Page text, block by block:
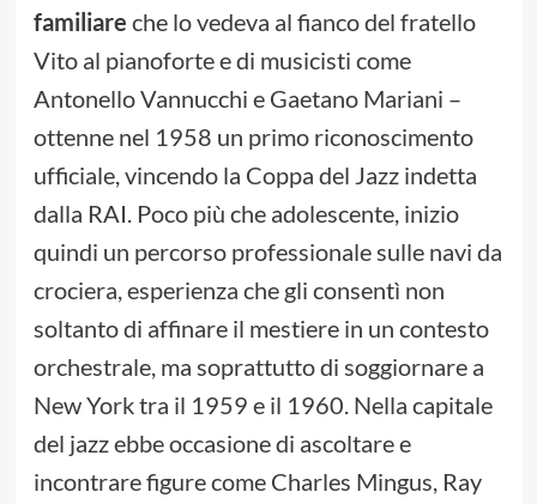
familiare che lo vedeva al fianco del fratello
Vito al pianoforte e di musicisti come
Antonello Vannucchi e Gaetano Mariani –
ottenne nel 1958 un primo riconoscimento
ufficiale, vincendo la Coppa del Jazz indetta
dalla RAI. Poco più che adolescente, inizio
quindi un percorso professionale sulle navi da
crociera, esperienza che gli consentì non
soltanto di affinare il mestiere in un contesto
orchestrale, ma soprattutto di soggiornare a
New York tra il 1959 e il 1960. Nella capitale
del jazz ebbe occasione di ascoltare e
incontrare figure come Charles Mingus, Ray